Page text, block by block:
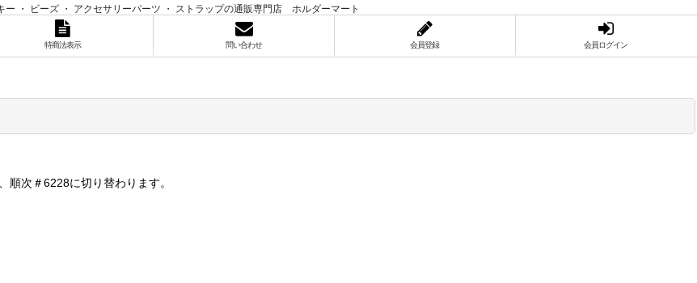
ー ・ ビーズ ・ アクセサリーパーツ ・ ストラップの通販専門店 ホルダーマート
特商法表示 問い合わせ 会員登録 会員ログイン
順次＃6228に切り替わります。